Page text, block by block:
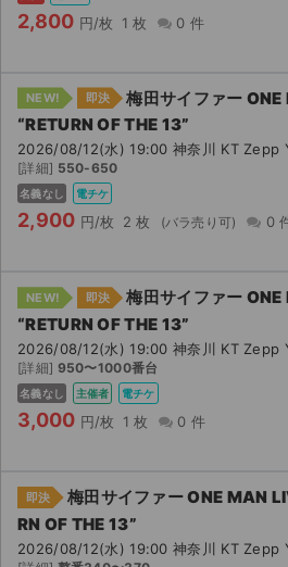
サイト情報
チケットジャム運営会社
チケットジャム利用規約
特定商取引法に基づく表記
2,800 円/枚 1 枚 0 件
NEW! 即決
梅田サイファー
“RETURN OF THE 13”
2026/08/12(水) 19:00 神奈川 KT Zepp
[詳細] 550-650
名義なし 電チケ
2,900 円/枚 2 枚 0
NEW! 即決
梅田サイファー
“RETURN OF THE 13”
2026/08/12(水) 19:00 神奈川 KT Zepp
[詳細] 950〜1000番台
名義なし 主催者 電チケ
3,000 円/枚 1 枚 0 件
即決
梅田サイファー ONE MAN
RN OF THE 13”
2026/08/12(水) 19:00 神奈川 KT Zepp